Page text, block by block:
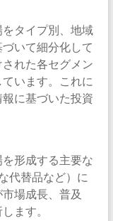
タイプ別、地域
いて細分化して
れた各セグメン
います。これに
に基づいた投資
形成する主要な
代替品など）に
場成長、普及
ます。